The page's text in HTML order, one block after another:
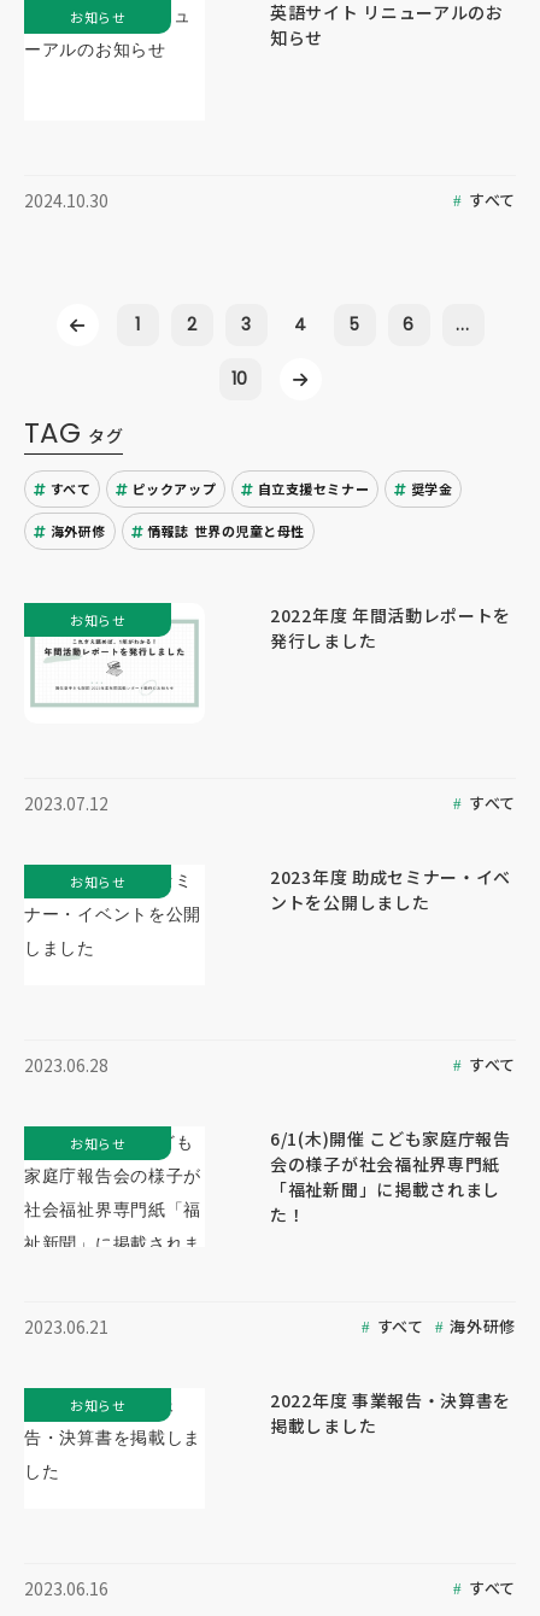
英語サイト リニューアルのお
知らせ
2024.10.30 すべて
お知らせ
1 2 3 4 5 6 ...
10
TAG タグ
すべて ピックアップ 自立支援セミナー 奨学金
海外研修 情報誌 世界の児童と母性
2022年度 年間活動レポートを
発行しました
2023.07.12 すべて
お知らせ
2023年度 助成セミナー・イベ
ントを公開しました
2023.06.28 すべて
お知らせ
6/1(木)開催 こども家庭庁報告
会の様子が社会福祉界専門紙
「福祉新聞」に掲載されまし
た！
2023.06.21 すべて 海外研修
お知らせ
2022年度 事業報告・決算書を
掲載しました
2023.06.16 すべて
お知らせ